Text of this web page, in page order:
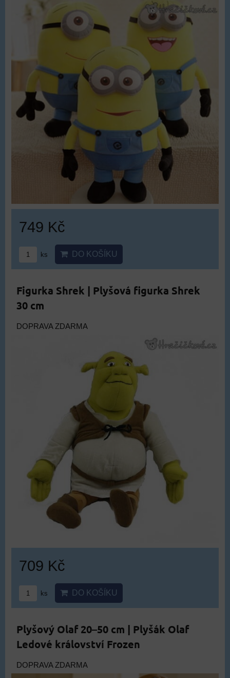
749 Kč
ks DO KOŠÍKU
Figurka Shrek | Plyšová figurka Shrek
30 cm
DOPRAVA ZDARMA
709 Kč
ks DO KOŠÍKU
Plyšový Olaf 20–50 cm | Plyšák Olaf
Ledové království Frozen
DOPRAVA ZDARMA